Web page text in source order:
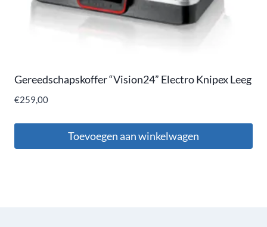
Gereedschapskoffer “Vision24” Electro Knipex Leeg
€259,00
Toevoegen aan winkelwagen